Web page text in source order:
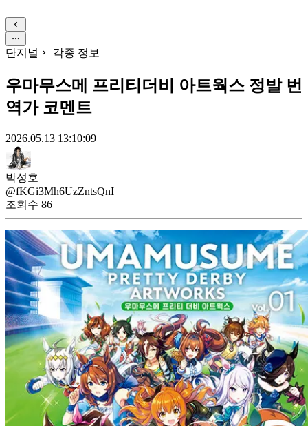
단지널 각종 정보
우마무스메 프리티더비 아트웍스 정발 번
역가 코멘트
2026.05.13 13:10:09
박성호
@fKGi3Mh6UzZntsQnI
조회수 86